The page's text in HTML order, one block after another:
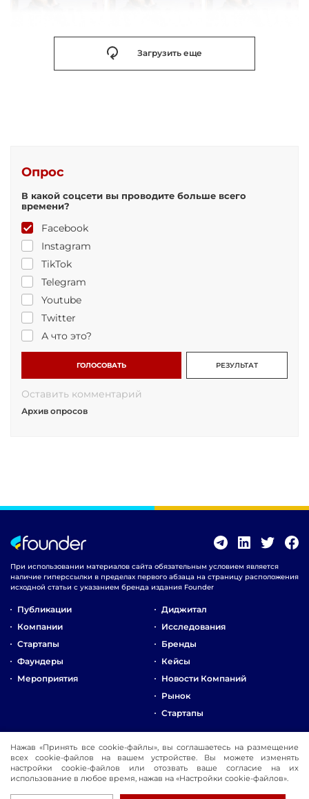
Загрузить еще
Опрос
В какой соцсети вы проводите больше всего
времени?
Facebook
Instagram
TikTok
Telegram
Youtube
Twitter
А что это?
ГОЛОСОВАТЬ РЕЗУЛЬТАТ
Оставить комментарий
Архив опросов
При использовании материалов сайта обязательным условием является
наличие гиперссылки в пределах первого абзаца на страницу расположения
исходной статьи с указанием бренда издания Founder
Публикации
Компании
Стартапы
Фаундеры
Мероприятия
Диджитал
Исследования
Бренды
Кейсы
Новости Компаний
Рынок
Стартапы
Реклама
Контакты
Нажав «Принять все cookie-файлы», вы соглашаетесь на размещение
всех cookie-файлов на вашем устройстве. Вы можете изменять
настройки cookie-файлов или отозвать ваше согласие на их
использование в любое время, нажав на «Настройки cookie-файлов».